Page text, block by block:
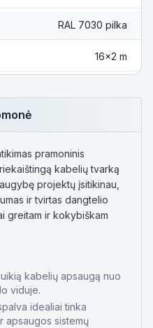
RAL 7030 pilka
16×2 m
pramoninis
kabelių tvarką
projektų įsitikinau,
ir tvirtas dangtelio
greitam ir kokybiškam
kabelių apsaugą nuo
viduje.
idealiai tinka
apsaugos sistemų